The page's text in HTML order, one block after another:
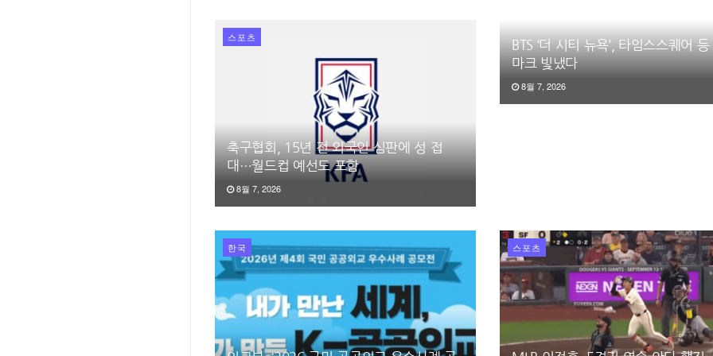
스포츠
축구협회, 15년 전 외국인 심판에 성 접
대…월드컵 예선도 포함
8월 7, 2026
BTS ‘더 시티 뉴욕’, 타임스스퀘어
마크 빛냈다
8월 7, 2026
한국 스포츠